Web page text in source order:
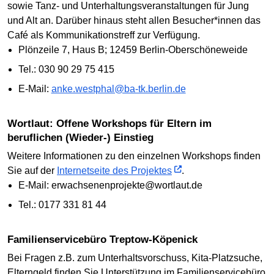
sowie Tanz- und Unterhaltungsveranstaltungen für Jung
und Alt an. Darüber hinaus steht allen Besucher*innen das
Café als Kommunikationstreff zur Verfügung.
Plönzeile 7, Haus B; 12459 Berlin-Oberschöneweide
Tel.: 030 90 29 75 415
E-Mail: anke.westphal@ba-tk.berlin.de
Wortlaut: Offene Workshops für Eltern im
beruflichen (Wieder-) Einstieg
Weitere Informationen zu den einzelnen Workshops finden
Sie auf der Internetseite des Projektes
.
E-Mail: erwachsenenprojekte@wortlaut.de
Tel.: 0177 331 81 44
Familienservicebüro Treptow-Köpenick
Bei Fragen z.B. zum Unterhaltsvorschuss, Kita-Platzsuche,